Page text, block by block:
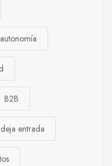
autonomía
B2B
entrada